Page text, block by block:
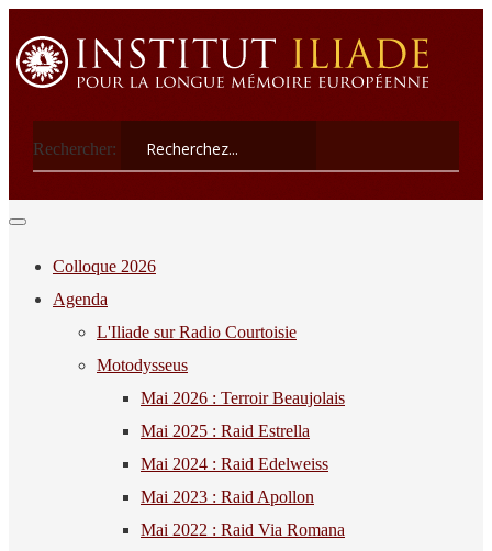
Rechercher:
Colloque 2026
Agenda
L'Iliade sur Radio Courtoisie
Motodysseus
Mai 2026 : Terroir Beaujolais
Mai 2025 : Raid Estrella
Mai 2024 : Raid Edelweiss
Mai 2023 : Raid Apollon
Mai 2022 : Raid Via Romana